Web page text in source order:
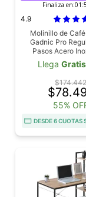
Finaliza en:
4.9
Molinillo de
Gadnic Pro
Pasos Acero
Especias y
Llega Gratis
$174.442
55%
DESDE 6 CUOTAS